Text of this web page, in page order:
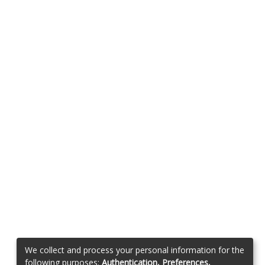
We collect and process your personal information for the
following purposes: Authentication, Preferences,